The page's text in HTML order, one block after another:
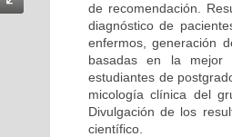
de recomendación.
diagnóstico de
enfermos, generación
basadas en la mejor
estudiantes de
micología clínica del
Divulgación de los
científico.